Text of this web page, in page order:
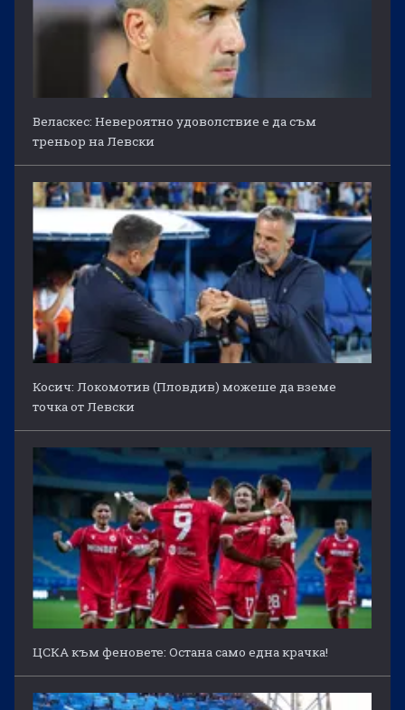
Веласкес: Невероятно удоволствие е да съм
треньор на Левски
Косич: Локомотив (Пловдив) можеше да вземе
точка от Левски
ЦСКА към феновете: Остана само една крачка!